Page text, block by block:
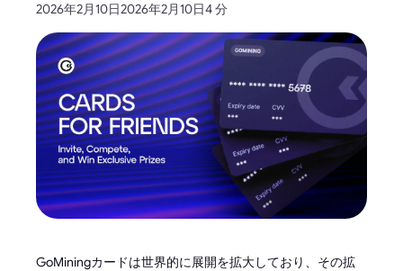
2026年2月10日2026年2月10日4 分
GoMiningカードは世界的に展開を拡大しており、その拡